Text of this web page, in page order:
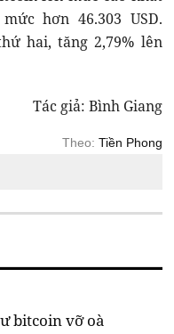
hơn 46.303 USD.
hai, tăng 2,79% lên
Tác giả: Bình Giang
Theo: Tiền Phong
bitcoin vỡ oà